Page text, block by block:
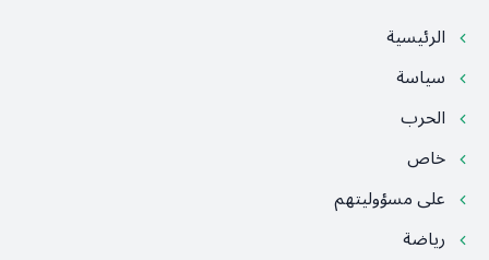
الرئيسية
سياسة
الحرب
خاص
على مسؤوليتهم
رياضة